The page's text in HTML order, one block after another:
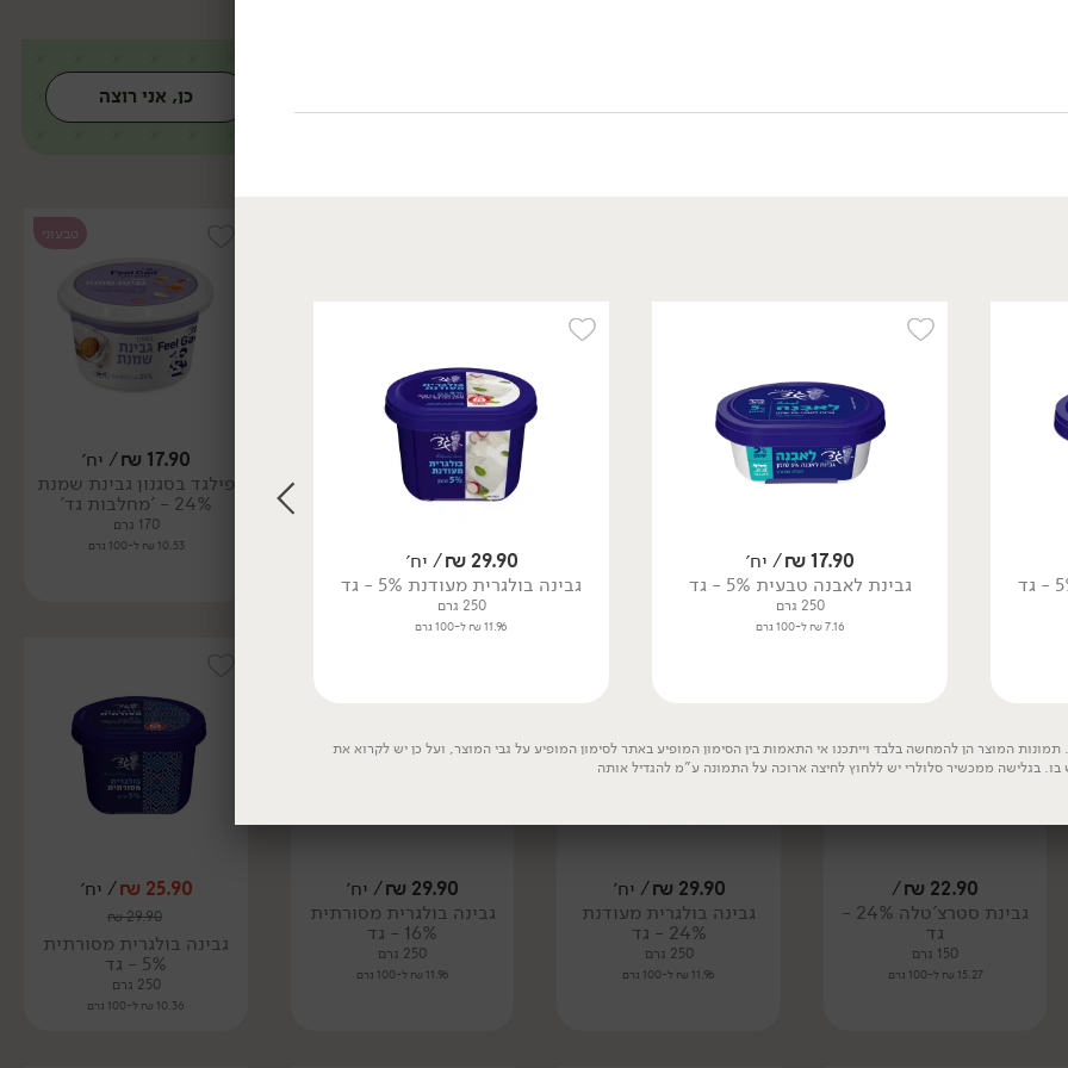
*לפי תקנון מבצע, הזול מבניהם.
כן, אני רוצה
17.90
₪/ יח׳
פילגד בסגנון שמנת שום
שמיר 24% - 'מחלבות גד'
טבעוני
17.90
₪/ יח׳
פילגד בסגנון גבינת שמנת
24% - 'מחלבות גד'
170 גרם
10.53 ₪ ל-100 גרם
22.90
₪
/
גבינת סטרצ'טלה 24% -
גד
150 גרם
15.27 ₪ ל-100 גרם
29.90
₪/ יח׳
גבינה בולגרית מעודנת
24% - גד
250 גרם
11.96 ₪ ל-100 גרם
29.90
₪/ יח׳
גבינה בולגרית מסורתית
16% - גד
250 גרם
11.96 ₪ ל-100 גרם
25.90
₪/ יח׳
29.90
₪
גבינה בולגרית מסורתית
5% - גד
250 גרם
10.36 ₪ ל-100 גרם
17.90
₪/ יח׳
גבינת לאבנה טבעית 5% - גד
250 גרם
7.16 ₪ ל-100 גרם
29.90
₪/ יח׳
גבינה בולגרית מעודנת 5% - גד
250 גרם
11.96 ₪ ל-100 גרם
המוצר הן להמחשה בלבד וייתכנו אי התאמות בין הסימון המופיע באתר לסימון המופיע על גבי המוצר, ועל כן יש לקרוא את
בגלישה ממכשיר סלולרי יש ללחוץ לחיצה ארוכה על התמונה ע"מ להגדיל אותה